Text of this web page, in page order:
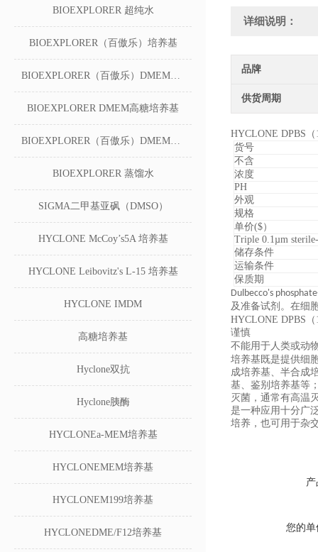
BIOEXPLORER 超纯水
BIOEXPLORER（百傲乐）培养基
BIOEXPLORER（百傲乐）DMEM无糖培养基
BIOEXPLORER DMEM高糖培养基
BIOEXPLORER（百傲乐）DMEM低糖培养基
BIOEXPLORER 蒸馏水
SIGMA二甲基亚砜（DMSO）
HYCLONE McCoy’s5A 培养基
HYCLONE Leibovitz's L-15 培养基
HYCLONE IMDM
高糖培养基
Hyclone双抗
Hyclone胰酶
HYCLONEa-MEM培养基
HYCLONEMEM培养基
HYCLONEM199培养基
HYCLONEDME/F12培养基
详细说明：
品牌
供货周期
HYCLONE DPBS
货号
不含
浓度
PH
外观
规格
单价($）
Triple 0.1µm
储存条件
运输条件
保质期
Dulbecco's
及准备试剂。在细
HYCLONE DPBS
谨慎
不能用于人类或动
培养基既是提供细
成培养基、半合成
基、鉴别培养基等
灭菌，通常有高温
是一种应用十分广
培养，也可用于杂
您的单